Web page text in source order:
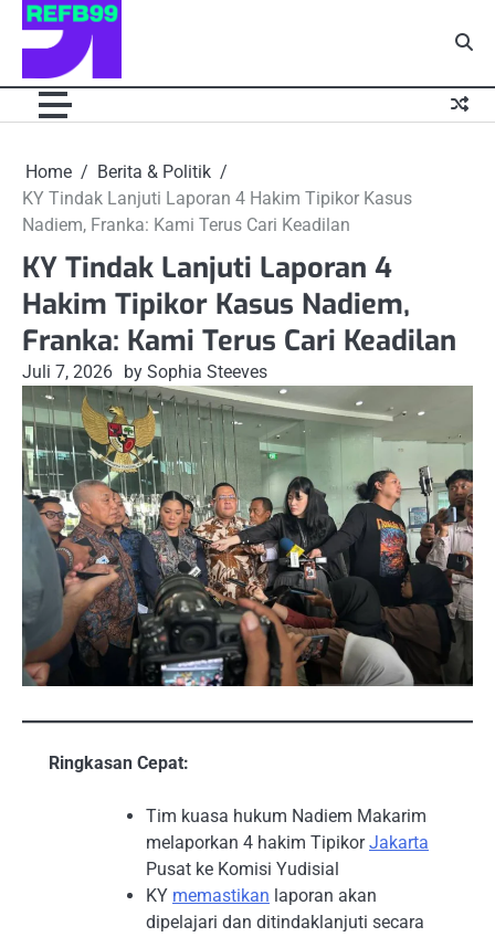
Skip
Home
Berita & Politik
KY Tindak Lanjuti Laporan 4 Hakim Tipikor Kasus
Nadiem, Franka: Kami Terus Cari Keadilan
KY Tindak Lanjuti Laporan 4
Hakim Tipikor Kasus Nadiem,
Franka: Kami Terus Cari Keadilan
Juli 7, 2026 by Sophia Steeves
Ringkasan Cepat:
Tim kuasa hukum Nadiem Makarim
melaporkan 4 hakim TipikorJakarta
Pusat ke Komisi Yudisial
KY memastikan laporan akan
dipelajari dan ditindaklanjuti secara